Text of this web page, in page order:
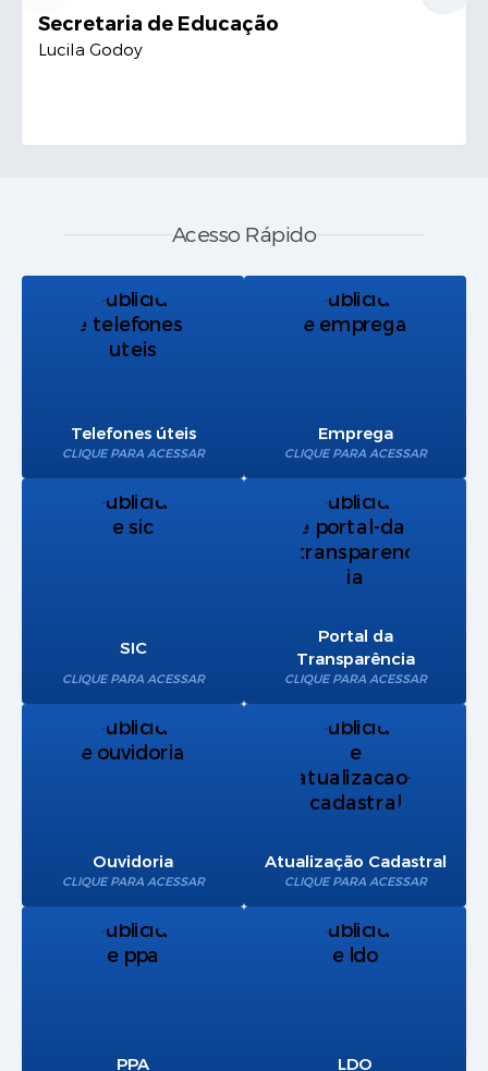
Secretaria de Educação
Lucila Godoy
Acesso Rápido
Telefones úteis
CLIQUE PARA ACESSAR
Emprega
CLIQUE PARA ACESSAR
SIC
CLIQUE PARA ACESSAR
Portal da
Transparência
CLIQUE PARA ACESSAR
Ouvidoria
CLIQUE PARA ACESSAR
Atualização Cadastral
CLIQUE PARA ACESSAR
PPA LDO